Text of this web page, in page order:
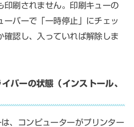
印刷されません。印刷キューの
ーバーで「一時停止」にチェッ
確認し、入っていれば解除しま
バーの状態（インストール、
、コンピューターがプリンター